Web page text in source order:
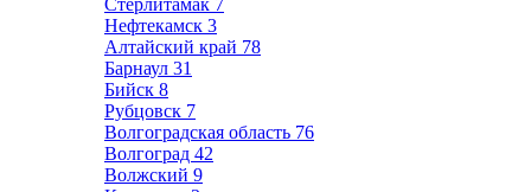
Стерлитамак 7
Нефтекамск 3
Алтайский край 78
Барнаул 31
Бийск 8
Рубцовск 7
Волгоградская область 76
Волгоград 42
Волжский 9